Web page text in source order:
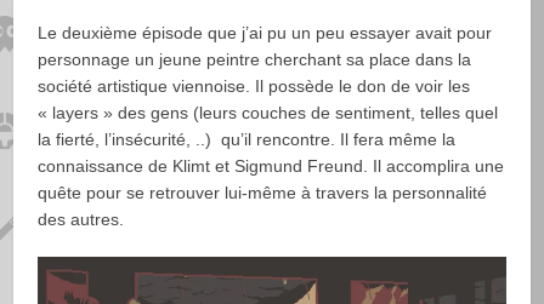
Le deuxième épisode que j’ai pu un peu essayer avait pour
personnage un jeune peintre cherchant sa place dans la
société artistique viennoise. Il possède le don de voir les
« layers » des gens (leurs couches de sentiment, telles quel
la fierté, l’insécurité, ..) qu’il rencontre. Il fera même la
connaissance de Klimt et Sigmund Freund. Il accomplira une
quête pour se retrouver lui-même à travers la personnalité
des autres.